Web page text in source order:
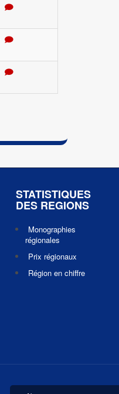
STATISTIQUES
DES REGIONS
Monographies
régionales
Prix régionaux
Région en chiffre